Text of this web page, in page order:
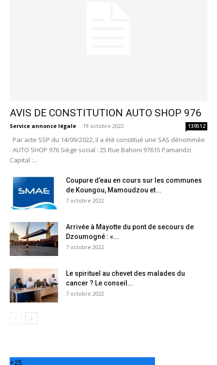
AVIS DE CONSTITUTION AUTO SHOP 976
Service annonce légale - 19 octobre 2022 139512
Par acte SSP du 14/09/2022, il a été constitué une SAS dénommée
: AUTO SHOP 976 Siège social : 25 Rue Bahoni 97615 Pamandzi
Capital :...
Coupure d’eau en cours sur les communes
de Koungou, Mamoudzou et...
7 octobre 2022
Arrivée à Mayotte du pont de secours de
Dzoumogné : «...
7 octobre 2022
Le spirituel au chevet des malades du
cancer ? Le conseil...
7 octobre 2022
+25